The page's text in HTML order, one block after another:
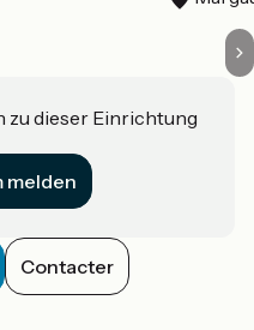
zu dieser Einrichtung
melden
Contacter